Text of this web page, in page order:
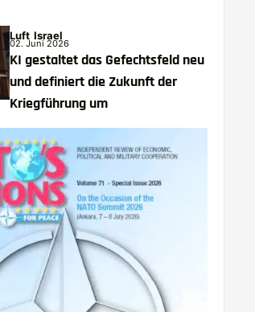
Luft Israel
02. Juni 2026
KI gestaltet das Gefechtsfeld neu
und definiert die Zukunft der
Kriegführung um